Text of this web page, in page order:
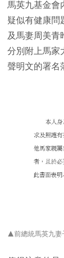
馬英九基金會
疑似有健康問
及馬妻周美青
分別附上馬家
聲明文的署名
▲前總統馬英九妻